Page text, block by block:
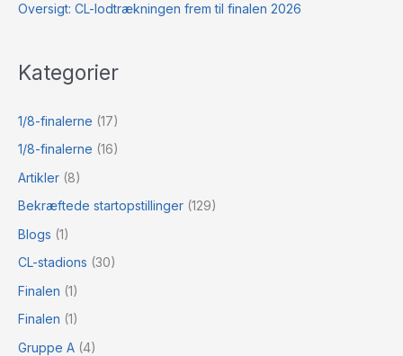
Oversigt: CL-lodtrækningen frem til finalen 2026
Kategorier
1/8-finalerne (17)
1/8-finalerne (16)
Artikler (8)
Bekræftede startopstillinger (129)
Blogs (1)
CL-stadions (30)
Finalen (1)
Finalen (1)
Gruppe A (4)